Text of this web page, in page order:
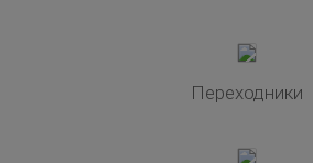
Переходники